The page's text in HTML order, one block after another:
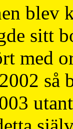
blev
sitt
med
så